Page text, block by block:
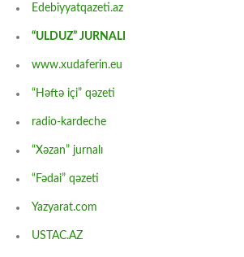
Edebiyyatqazeti.az
“ULDUZ” JURNALI
www.xudaferin.eu
“Həftə içi” qəzeti
radio-kardeche
“Xəzan” jurnalı
“Fədai” qəzeti
Yazyarat.com
USTAC.AZ